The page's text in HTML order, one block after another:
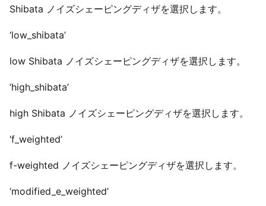
Shibata ノイズシェーピングディザを選択します。
‘low_shibata’
low Shibata ノイズシェーピングディザを選択します。
‘high_shibata’
high Shibata ノイズシェーピングディザを選択します。
‘f_weighted’
f-weighted ノイズシェーピングディザを選択します。
‘modified_e_weighted’